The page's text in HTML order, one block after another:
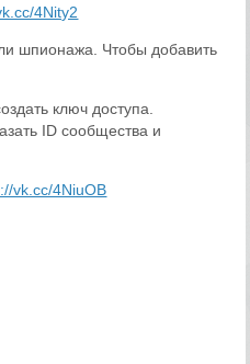
4Nity2
шпионажа. Чтобы добавить
ключ доступа.
ID сообщества и
vk.cc/4NiuOB